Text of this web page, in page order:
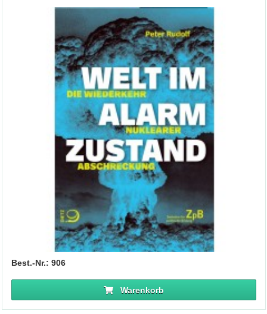
Best.-Nr.: 906
Warenkorb